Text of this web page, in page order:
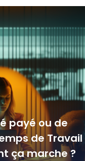
payé ou de
de Travail
ça marche ?